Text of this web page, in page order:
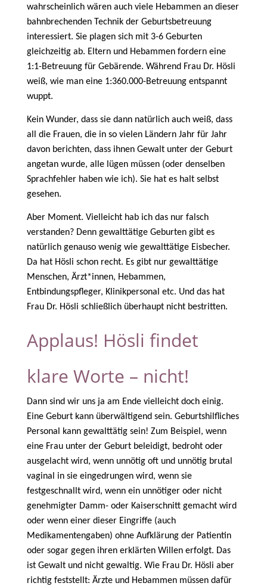
wahrscheinlich wären auch viele Hebammen an dieser
bahnbrechenden Technik der Geburtsbetreuung
interessiert. Sie plagen sich mit 3-6 Geburten
gleichzeitig ab. Eltern und Hebammen fordern eine
1:1-Betreuung für Gebärende. Während Frau Dr. Hösli
weiß, wie man eine 1:360.000-Betreuung entspannt
wuppt.
Kein Wunder, dass sie dann natürlich auch weiß, dass
all die Frauen, die in so vielen Ländern Jahr für Jahr
davon berichten, dass ihnen Gewalt unter der Geburt
angetan wurde, alle lügen müssen (oder denselben
Sprachfehler haben wie ich). Sie hat es halt selbst
gesehen.
Aber Moment. Vielleicht hab ich das nur falsch
verstanden? Denn gewalttätige Geburten gibt es
natürlich genauso wenig wie gewalttätige Eisbecher.
Da hat Hösli schon recht. Es gibt nur gewalttätige
Menschen, Ärzt*innen, Hebammen,
Entbindungspfleger, Klinikpersonal etc. Und das hat
Frau Dr. Hösli schließlich überhaupt nicht bestritten.
Applaus! Hösli findet
klare Worte – nicht!
Dann sind wir uns ja am Ende vielleicht doch einig.
Eine Geburt kann überwältigend sein. Geburtshilfliches
Personal kann gewalttätig sein! Zum Beispiel, wenn
eine Frau unter der Geburt beleidigt, bedroht oder
ausgelacht wird, wenn unnötig oft und unnötig brutal
vaginal in sie eingedrungen wird, wenn sie
festgeschnallt wird, wenn ein unnötiger oder nicht
genehmigter Damm- oder Kaiserschnitt gemacht wird
oder wenn einer dieser Eingriffe (auch
Medikamentengaben) ohne Aufklärung der Patientin
oder sogar gegen ihren erklärten Willen erfolgt. Das
ist Gewalt und nicht gewaltig. Wie Frau Dr. Hösli aber
richtig feststellt: Ärzte und Hebammen müssen dafür